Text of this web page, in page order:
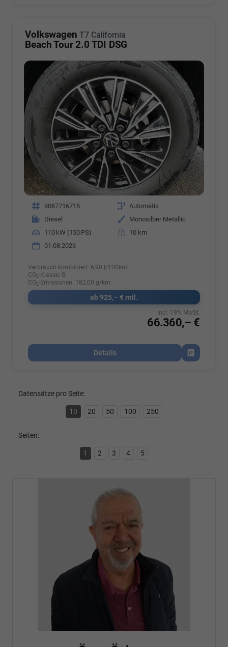
Volkswagen T7 California
Beach Tour 2.0 TDI DSG
Fahrzeugnr. 8067716715 Getriebe Automatik
Kraftstoff
Diesel Außenfarbe
Monosilber Metallic
Leistung
110 kW (150 PS) Kilometerstand
10 km
01.08.2026
Verbrauch kombiniert: 6,90 l/100km
CO2-Klasse: G
CO2-Emissionen: 182,00 g/km
ab 925,– € mtl.
66.360,– €
incl. 19% MwSt.
Details
Fahrzeug
Datensätze pro Seite:
10 20 50 100 250
Seiten:
1 2 3 4 5